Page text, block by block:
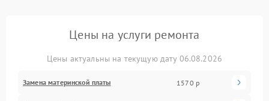
Цены на услуги ремонта
Цены актуальны на текущую дату 06.08.2026
Замена материнской платы 1570 р